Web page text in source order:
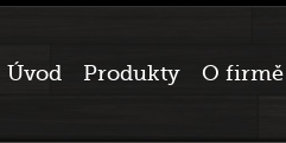
Úvod Produkty O firmě